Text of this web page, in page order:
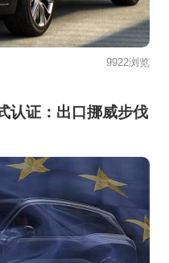
9922浏览
认证：出口挪威步伐